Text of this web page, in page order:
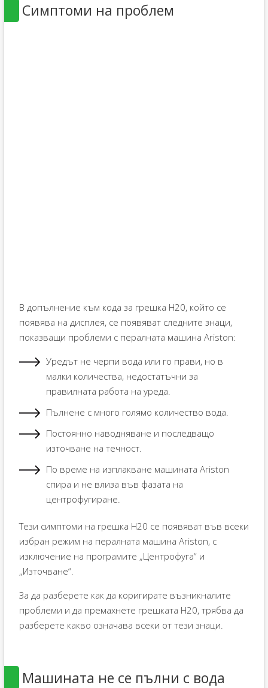
Симптоми на проблем
В допълнение към кода за грешка H20, който се
появява на дисплея, се появяват следните знаци,
показващи проблеми с пералната машина Ariston:
Уредът не черпи вода или го прави, но в
малки количества, недостатъчни за
правилната работа на уреда.
Пълнене с много голямо количество вода.
Постоянно наводняване и последващо
източване на течност.
По време на изплакване машината Ariston
спира и не влиза във фазата на
центрофугиране.
Тези симптоми на грешка H20 се появяват във всеки
избран режим на пералната машина Ariston, с
изключение на програмите „Центрофуга“ и
„Източване“.
За да разберете как да коригирате възникналите
проблеми и да премахнете грешката H20, трябва да
разберете какво означава всеки от тези знаци.
Машината не се пълни с вода